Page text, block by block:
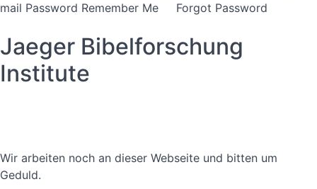
mail Password Remember Me Forgot Password
Jaeger Bibelforschung
Institute
Wir arbeiten noch an dieser Webseite und bitten um
Geduld.